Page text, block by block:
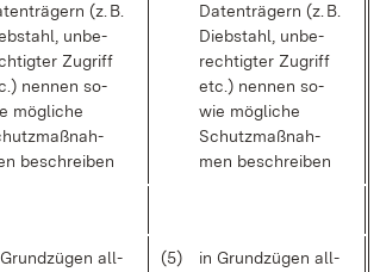
(z. B.
un­be­
Zu­griff
nen­nen so­
mög­li­che
be­schrei­ben
Da­ten­trä­gern (z. B.
Dieb­stahl, un­be­
rech­tig­ter Zu­griff
etc.) nen­nen so­
wie mög­li­che
Schutz­maß­nah­
men be­schrei­ben
all­
(5)
in Grund­zü­gen all­